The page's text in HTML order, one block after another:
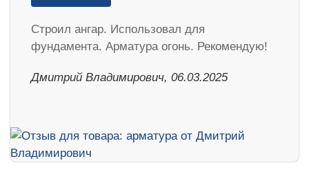
Строил ангар. Использовал для
фундамента. Арматура огонь. Рекомендую!
Дмитрий Владимирович, 06.03.2025